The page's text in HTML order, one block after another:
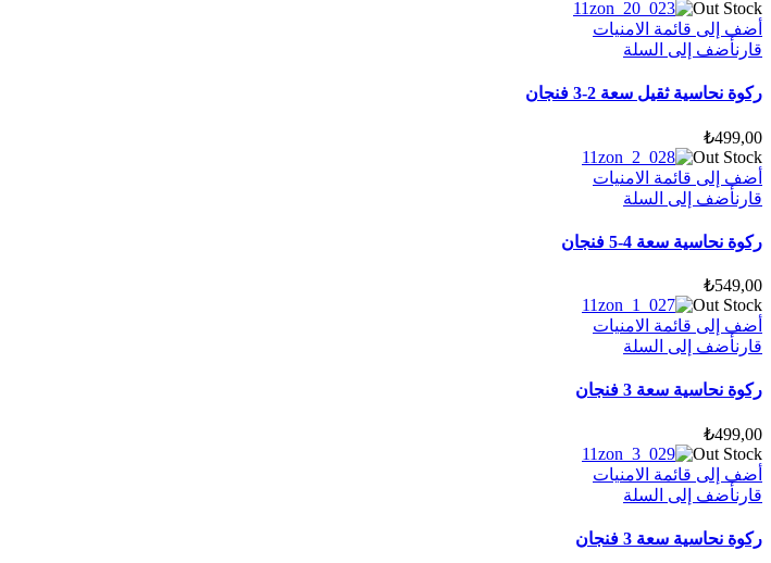
Out Stock
أضف إلى قائمة الامنيات
قارنأضف إلى السلة
ركوة نحاسية ثقيل سعة 2-3 فنجان
₺499,00
Out Stock
أضف إلى قائمة الامنيات
قارنأضف إلى السلة
ركوة نحاسية سعة 4-5 فنجان
₺549,00
Out Stock
أضف إلى قائمة الامنيات
قارنأضف إلى السلة
ركوة نحاسية سعة 3 فنجان
₺499,00
Out Stock
أضف إلى قائمة الامنيات
قارنأضف إلى السلة
ركوة نحاسية سعة 3 فنجان